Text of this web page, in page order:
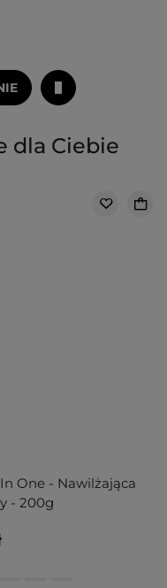
dla Ciebie
One - Nawilżająca
- 200g